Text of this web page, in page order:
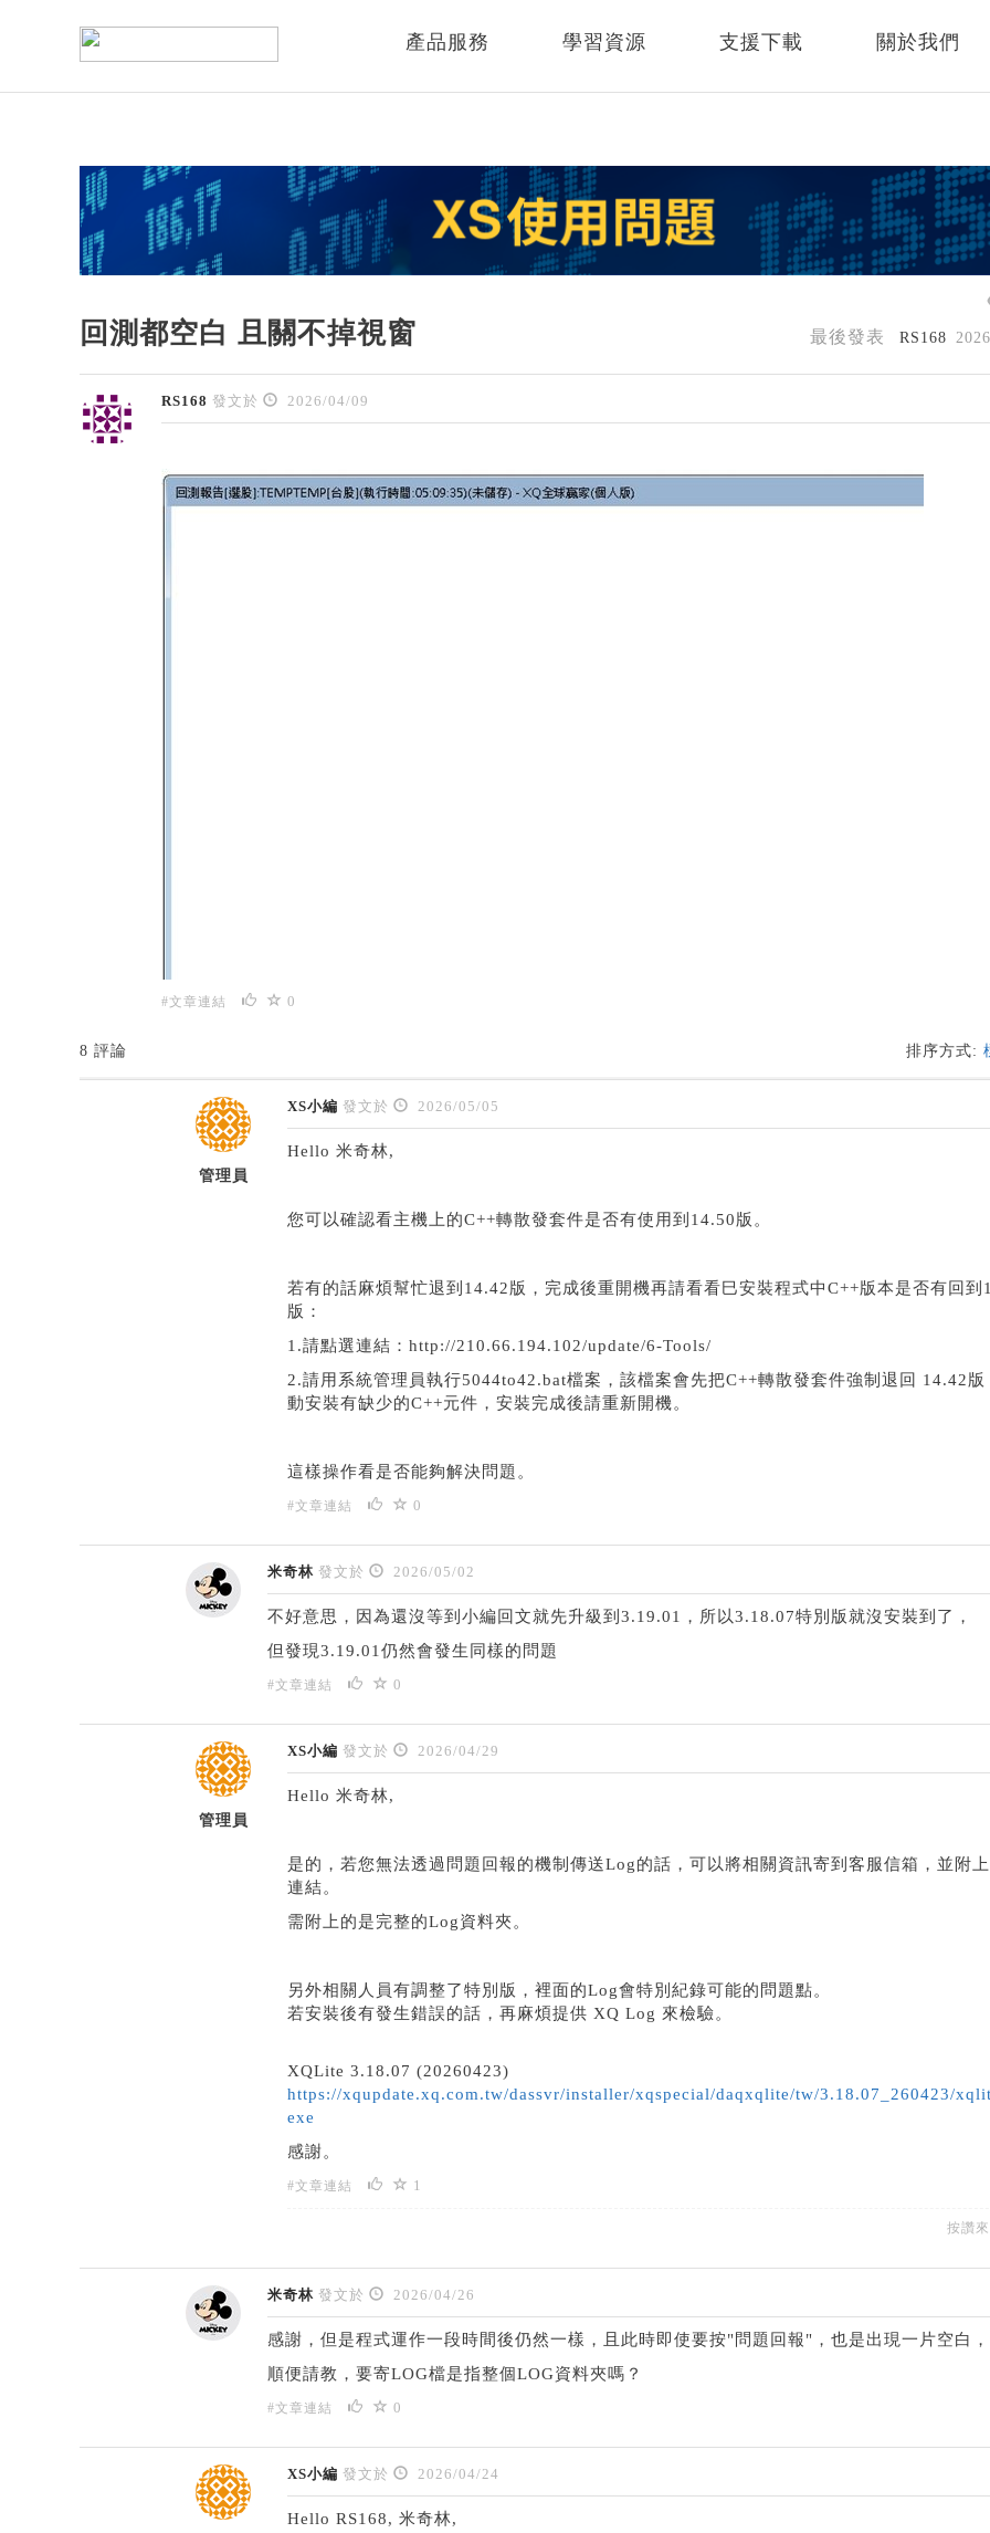
產品服務 學習資源 支援下載 關於我們
回測都空白 且關不掉視窗 最後發表 RS168
RS168 發文於 2026/04/09
#文章連結 0
8 評論 排序方式:
管理員
XS小編 發文於 2026/05/05
Hello 米奇林,
您可以確認看主機上的C++轉散發套件是否有使用到14.50版。
若有的話麻煩幫忙退到14.42版，完成後重開機再請看看巳安裝程式中C++版本是否有回到
版：
1.請點選連結：http://210.66.194.102/update/6-Tools/
2.請用系統管理員執行5044to42.bat檔案，該檔案會先把C++轉散發套件強制退回 14.42版
動安裝有缺少的C++元件，安裝完成後請重新開機。
這樣操作看是否能夠解決問題。
#文章連結 0
米奇林 發文於 2026/05/02
不好意思，因為還沒等到小編回文就先升級到3.19.01，所以3.18.07特別版就沒安裝到了，
但發現3.19.01仍然會發生同樣的問題
#文章連結 0
管理員
XS小編 發文於 2026/04/29
Hello 米奇林,
是的，若您無法透過問題回報的機制傳送Log的話，可以將相關資訊寄到客服信箱，並附
連結。
需附上的是完整的Log資料夾。
另外相關人員有調整了特別版，裡面的Log會特別紀錄可能的問題點。
若安裝後有發生錯誤的話，再麻煩提供 XQ Log 來檢驗。
XQLite 3.18.07 (20260423)
https://xqupdate.xq.com.tw/dassvr/installer/xqspecial/daqxqlite/tw/3.18.07_260423/
exe
感謝。
#文章連結 1
按讚
米奇林 發文於 2026/04/26
感謝，但是程式運作一段時間後仍然一樣，且此時即使要按"問題回報"，也是出現一片空白，
順便請教，要寄LOG檔是指整個LOG資料夾嗎？
#文章連結 0
XS小編 發文於 2026/04/24
Hello RS168, 米奇林,